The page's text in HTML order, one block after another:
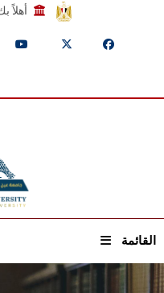
القائمة